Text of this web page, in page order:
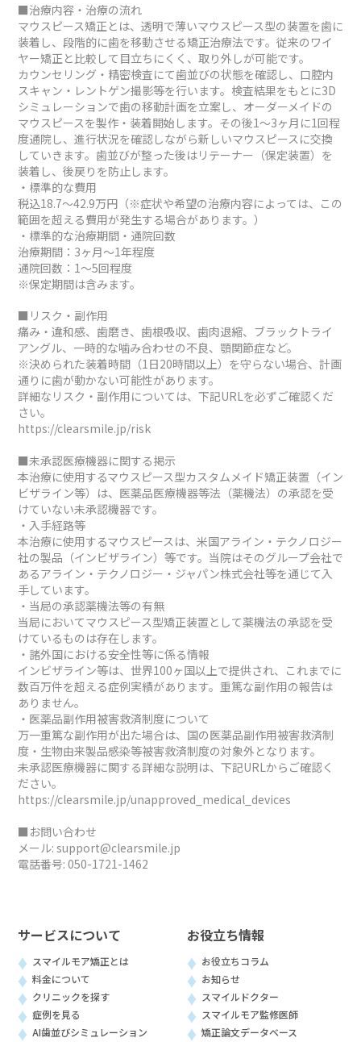
■治療内容・治療の流れ
マウスピース矯正とは、透明で薄いマウスピース型の装置を歯に
装着し、段階的に歯を移動させる矯正治療法です。従来のワイ
ヤー矯正と比較して目立ちにくく、取り外しが可能です。
カウンセリング・精密検査にて歯並びの状態を確認し、口腔内
スキャン・レントゲン撮影等を行います。検査結果をもとに3D
シミュレーションで歯の移動計画を立案し、オーダーメイドの
マウスピースを製作・装着開始します。その後1～3ヶ月に1回程
度通院し、進行状況を確認しながら新しいマウスピースに交換
していきます。歯並びが整った後はリテーナー（保定装置）を
装着し、後戻りを防止します。
・標準的な費用
税込18.7～42.9万円（※症状や希望の治療内容によっては、この
範囲を超える費用が発生する場合があります。）
・標準的な治療期間・通院回数
治療期間：3ヶ月～1年程度
通院回数：1～5回程度
※保定期間は含みます。
■リスク・副作用
痛み・違和感、歯磨き、歯根吸収、歯肉退縮、ブラックトライ
アングル、一時的な噛み合わせの不良、顎関節症など。
※決められた装着時間（1日20時間以上）を守らない場合、計画
通りに歯が動かない可能性があります。
詳細なリスク・副作用については、下記URLを必ずご確認くだ
さい。
https://clearsmile.jp/risk
■未承認医療機器に関する掲示
本治療に使用するマウスピース型カスタムメイド矯正装置（イン
ビザライン等）は、医薬品医療機器等法（薬機法）の承認を受
けていない未承認機器です。
・入手経路等
本治療に使用するマウスピースは、米国アライン・テクノロジー
社の製品（インビザライン）等です。当院はそのグループ会社で
あるアライン・テクノロジー・ジャパン株式会社等を通じて入
手しています。
・当局の承認薬機法等の有無
当局においてマウスピース型矯正装置として薬機法の承認を受
けているものは存在します。
・諸外国における安全性等に係る情報
インビザライン等は、世界100ヶ国以上で提供され、これまでに
数百万件を超える症例実績があります。重篤な副作用の報告は
ありません。
・医薬品副作用被害救済制度について
万一重篤な副作用が出た場合は、国の医薬品副作用被害救済制
度・生物由来製品感染等被害救済制度の対象外となります。
未承認医療機器に関する詳細な説明は、下記URLからご確認く
ださい。
https://clearsmile.jp/unapproved_medical_devices
■お問い合わせ
メール: support@clearsmile.jp
電話番号: 050-1721-1462
サービスについて
スマイルモア矯正とは
料金について
クリニックを探す
症例を見る
AI歯並びシミュレーション
お役立ち情報
お役立ちコラム
お知らせ
スマイルドクター
スマイルモア監修医師
矯正論文データベース